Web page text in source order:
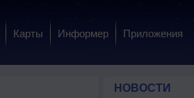
Карты Информер Приложения
НОВОСТИ